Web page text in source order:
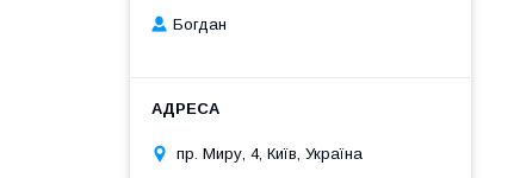
Богдан
пр. Миру, 4, Київ, Україна